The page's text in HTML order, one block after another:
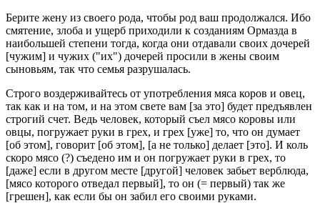
Берите жену из своего рода, чтобы род ваш продолжался. Ибо
смятение, злоба и ущерб приходили к созданиям Ормазда в
наибольшей степени тогда, когда они отдавали своих дочерей
[чужим] и чужих ("их") дочерей просили в жены своим
сыновьям, так что семья разрушалась.
Строго воздерживайтесь от употребления мяса коров и овец,
так как и на том, и на этом свете вам [за это] будет предъявлен
строгий счет. Ведь человек, который съел мясо коровы или
овцы, погружает руки в грех, и грех [уже] то, что он думает
[об этом], говорит [об этом], [а не только] делает [это]. И коль
скоро мясо (?) съедено им и он погружает руки в грех, то
[даже] если в другом месте [другой] человек забьет верблюда,
[мясо которого отведал первый], то он (= первый) так же
[грешен], как если бы он забил его своими руками.